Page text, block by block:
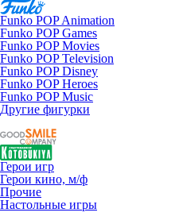
Funko POP Animation
Funko POP Games
Funko POP Movies
Funko POP Television
Funko POP Disney
Funko POP Heroes
Funko POP Music
Другие фигурки
Герои игр
Герои кино, м/ф
Прочие
Настольные игры